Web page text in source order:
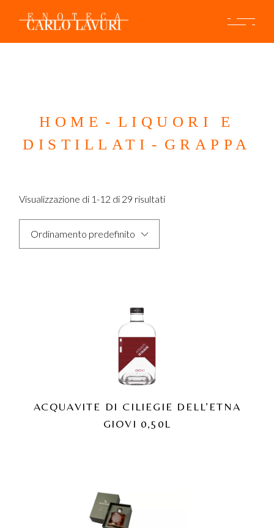
content
HOME
LIQUORI E
DISTILLATI
GRAPPA
Visualizzazione di 1-12 di 29 risultati
Ordinamento predefinito
ACQUAVITE DI CILIEGIE DELL’ETNA
GIOVI 0,50L